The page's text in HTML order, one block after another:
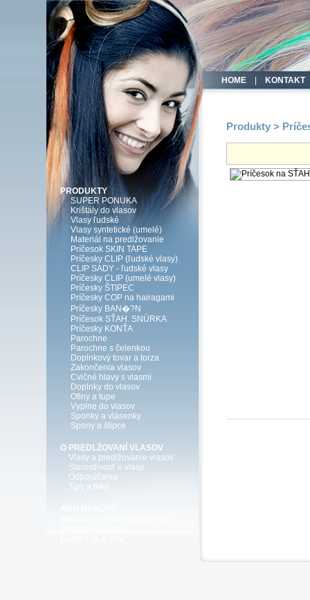
HOME| KONTAKT
PRODUKTY
SUPER PONUKA
Krištály do vlasov
Vlasy ľudské
Vlasy syntetické (umelé)
Materiál na predlžovanie
Príčesok SKIN TAPE
Príčesky CLIP (ľudské vlasy)
CLIP SADY - ľudské vlasy
Príčesky CLIP (umelé vlasy)
Príčesky ŠTIPEC
Príčesky COP na hairagami
Príčesky BAN�?N
Príčesok SŤAH. SNÚRKA
Príčesky KONŤA
Parochne
Parochne s čelenkou
Doplnkový tovar a torza
Zakončenia vlasov
Cvičné hlavy s vlasmi
Doplnky do vlasov
Ofiny a tupe
Vyplne do vlasov
Sponky a vlásenky
Spony a štipce
O PREDLŽOVANÍ VLASOV
Vlasy a predlžovanie vlasov
Starostlivosť o vlasy
Odporúčania
Tipy a triky
Produkty >